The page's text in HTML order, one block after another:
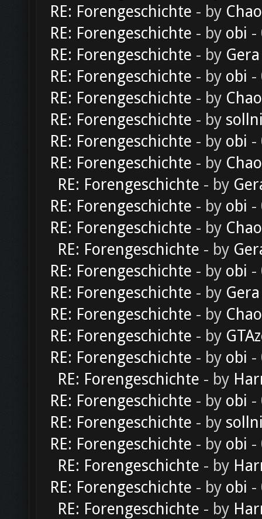
RE: Forengeschichte - by
RE: Forengeschichte - by obi -
RE: Forengeschichte - by Gera
RE: Forengeschichte - by obi -
RE: Forengeschichte - by
RE: Forengeschichte - by
RE: Forengeschichte - by obi -
RE: Forengeschichte - by
RE: Forengeschichte - by
RE: Forengeschichte - by obi -
RE: Forengeschichte - by
RE: Forengeschichte - by
RE: Forengeschichte - by obi -
RE: Forengeschichte - by Gera
RE: Forengeschichte - by
RE: Forengeschichte - by
RE: Forengeschichte - by obi -
RE: Forengeschichte - by
RE: Forengeschichte - by obi -
RE: Forengeschichte - by
RE: Forengeschichte - by obi -
RE: Forengeschichte - by
RE: Forengeschichte - by obi -
RE: Forengeschichte - by